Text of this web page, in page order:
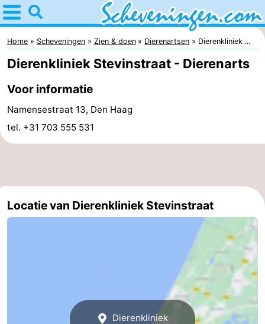
Home
Scheveningen
Tips
Voor
Appartementen
Nautisch
Bed
Home Scheveningen Zien & doen Dierenartsen Dierenkliniek ...
Dierenkliniek Stevinstraat - Dierenarts
Voor informatie
Namensestraat 13, Den Haag
tel. +31 703 555 531
Locatie van Dierenkliniek Stevinstraat
Dierenkliniek